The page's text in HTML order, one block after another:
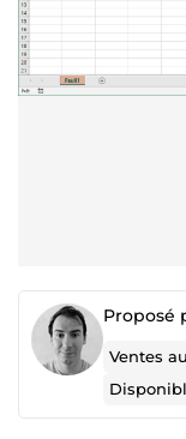
Proposé
Ventes